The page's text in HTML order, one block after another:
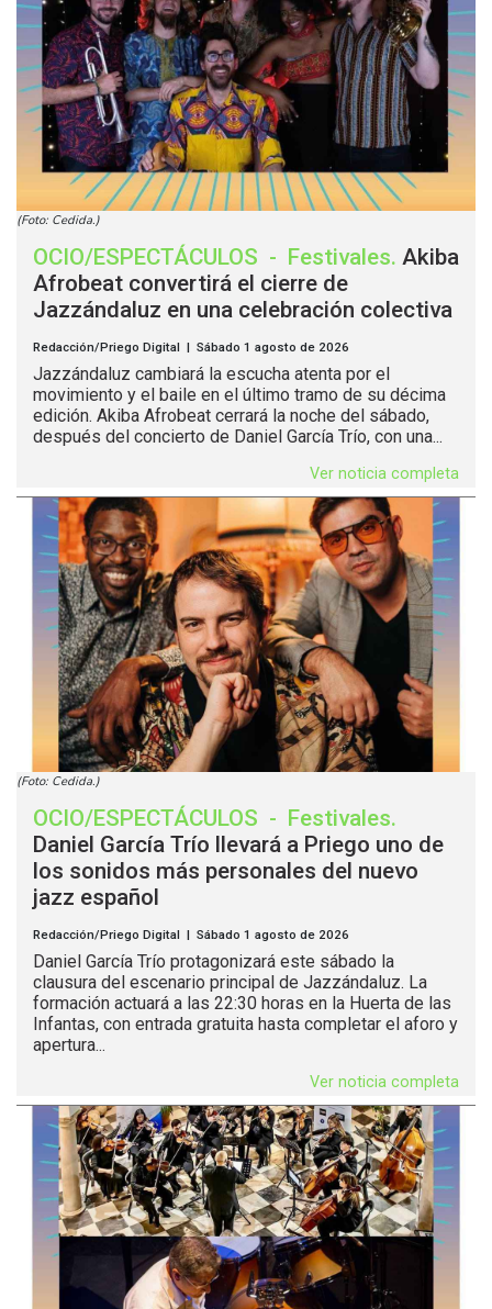
(Foto: Cedida.)
OCIO/ESPECTÁCULOS - Festivales. Akiba
Afrobeat convertirá el cierre de
Jazzándaluz en una celebración colectiva
Redacción/Priego Digital | Sábado 1 agosto de 2026
Jazzándaluz cambiará la escucha atenta por el
movimiento y el baile en el último tramo de su décima
edición. Akiba Afrobeat cerrará la noche del sábado,
después del concierto de Daniel García Trío, con una...
Ver noticia completa
(Foto: Cedida.)
OCIO/ESPECTÁCULOS - Festivales.
Daniel García Trío llevará a Priego uno de
los sonidos más personales del nuevo
jazz español
Redacción/Priego Digital | Sábado 1 agosto de 2026
Daniel García Trío protagonizará este sábado la
clausura del escenario principal de Jazzándaluz. La
formación actuará a las 22:30 horas en la Huerta de las
Infantas, con entrada gratuita hasta completar el aforo y
apertura...
Ver noticia completa